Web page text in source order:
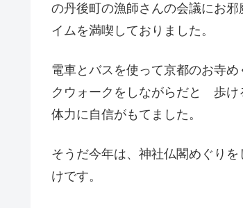
の丹後町の漁師さんの会議にお
イムを満喫しておりました。
電車とバスを使って京都のお寺
クウォークをしながらだと 歩け
体力に自信がもてました。
そうだ今年は、神社仏閣めぐり
けです。